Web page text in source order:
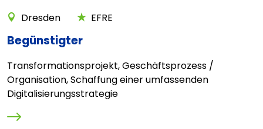
Dresden EFRE
Begünstigter
Transformationsprojekt, Geschäftsprozess /
Organisation, Schaffung einer umfassenden
Digitalisierungsstrategie